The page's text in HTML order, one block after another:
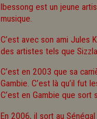
Ibessong est un jeune
musique.
C’est avec son ami Jules
des artistes tels que
C’est en 2003 que sa
Gambie. C’est là qu’il fut
C’est en Gambie que sort
En 2006, il sort au